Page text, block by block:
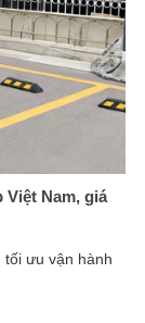
Việt Nam, giá
tối ưu vận hành